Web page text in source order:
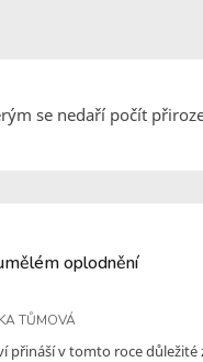
se nedaří počít
oplodnění
TŮMOVÁ
přináší v tomto roce důležité